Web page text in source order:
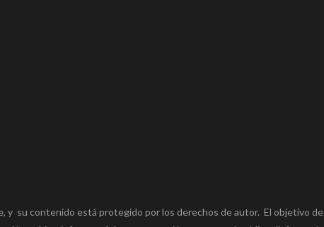
y su contenido está protegido por los derechos de autor. El objetivo de